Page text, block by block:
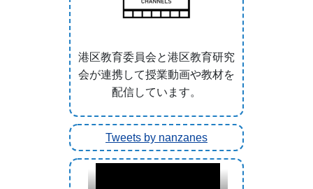
港区教育委員会と港区教育研究
会が連携して授業動画や教材を
配信しています。
Tweets by nanzanes